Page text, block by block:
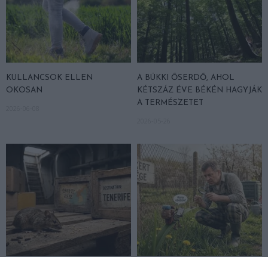
KULLANCSOK ELLEN
OKOSAN
A BÜKKI ŐSERDŐ, AHOL
KÉTSZÁZ ÉVE BÉKÉN HAGYJÁK
A TERMÉSZETET